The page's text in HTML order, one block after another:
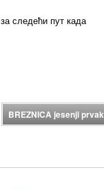
следећи пут када
BREZNICA jesenji prvak